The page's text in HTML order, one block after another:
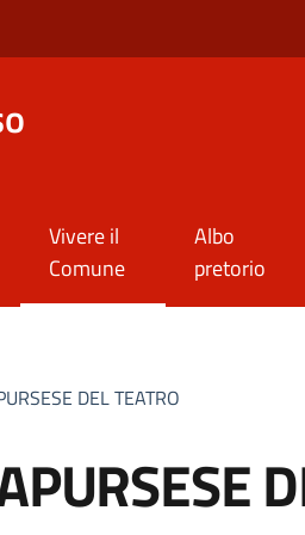
Vivere il
Comune
Albo
pretorio
DEL TEATRO